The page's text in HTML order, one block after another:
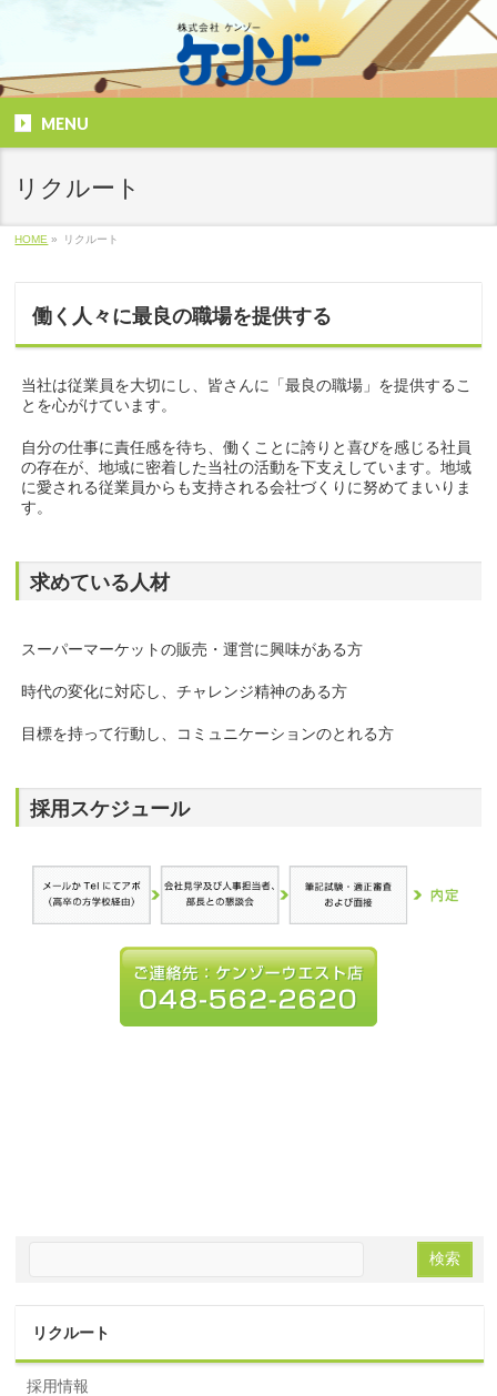
MENU
リクルート
HOME » リクルート
働く人々に最良の職場を提供する
当社は従業員を大切にし、皆さんに「最良の職場」を提供するこ
とを心がけています。
自分の仕事に責任感を待ち、働くことに誇りと喜びを感じる社員
の存在が、地域に密着した当社の活動を下支えしています。地域
に愛される従業員からも支持される会社づくりに努めてまいりま
す。
求めている人材
スーパーマーケットの販売・運営に興味がある方
時代の変化に対応し、チャレンジ精神のある方
目標を持って行動し、コミュニケーションのとれる方
採用スケジュール
リクルート
採用情報